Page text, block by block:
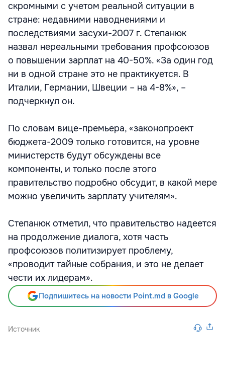
скромными с учетом реальной ситуации в
стране: недавними наводнениями и
последствиями засухи-2007 г. Степанюк
назвал нереальными требования профсоюзов
о повышении зарплат на 40-50%. «За один год
ни в одной стране это не практикуется. В
Италии, Германии, Швеции – на 4-8%», –
подчеркнул он.
По словам вице-премьера, «законопроект
бюджета-2009 только готовится, на уровне
министерств будут обсуждены все
компоненты, и только после этого
правительство подробно обсудит, в какой мере
можно увеличить зарплату учителям».
Степанюк отметил, что правительство надеется
на продолжение диалога, хотя часть
профсоюзов политизирует проблему,
«проводит тайные собрания, и это не делает
чести их лидерам».
Подпишитесь на новости Point.md в Google
Источник